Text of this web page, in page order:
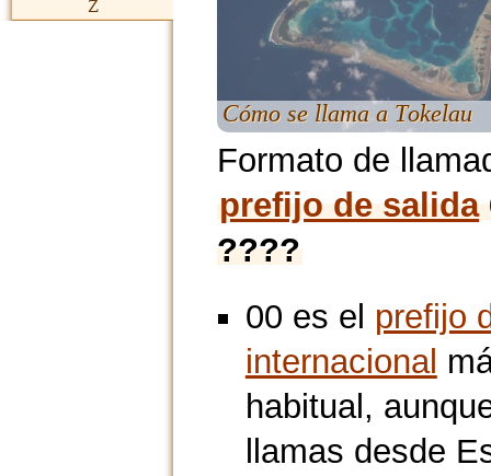
Z
Cómo se llama a Tokelau
Formato de
prefijo de salida
????
00 es el prefijo
internacional
habitual,
llamas desde